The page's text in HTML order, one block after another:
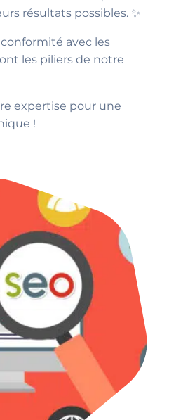
résultats possibles. ✨
avec les
les piliers de notre
expertise pour une
!